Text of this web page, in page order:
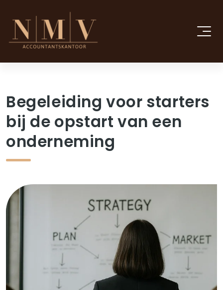
Begeleiding voor starters
bij de opstart van een
onderneming